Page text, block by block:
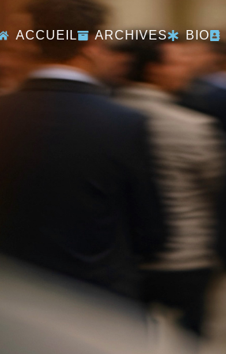
ACCUEIL ARCHIVES BIO